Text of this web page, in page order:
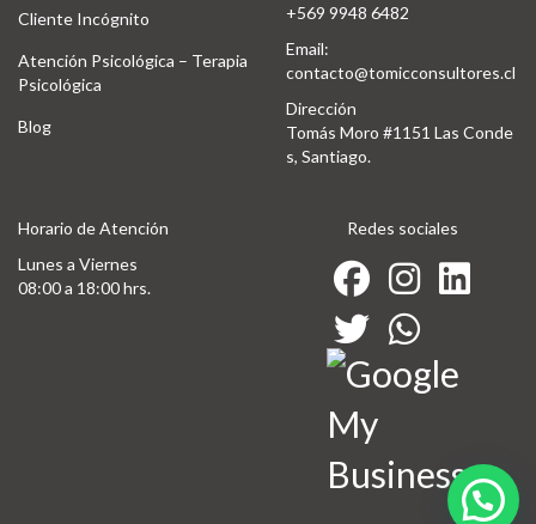
Cliente Incógnito
Atención Psicológica – Terapia
Psicológica
Blog
+569 9948 6482
Email:
contacto@tomicconsultores.cl
Dirección
Tomás Moro #1151 Las Conde
s, Santiago.
Horario de Atención
Lunes a Viernes
08:00 a 18:00 hrs.
Redes sociales